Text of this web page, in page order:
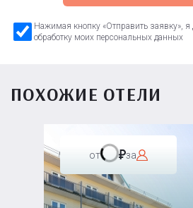
Нажимая кнопку «Отправить заявку», я
обработку моих персональных данных
ПОХОЖИЕ ОТЕЛИ
от за